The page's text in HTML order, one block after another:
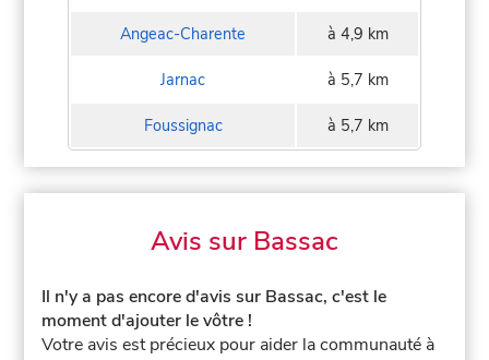
Angeac-Charente à 4,9 km
Jarnac à 5,7 km
Foussignac à 5,7 km
Avis sur Bassac
Il n'y a pas encore d'avis sur Bassac, c'est le
moment d'ajouter le vôtre !
Votre avis est précieux pour aider la communauté à